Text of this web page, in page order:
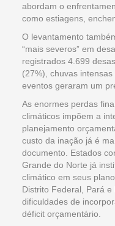
abordam o
como estiagens,
O levantamento
“mais severos” em
registrados 4.699
(27%), chuvas
eventos geraram um
As enormes perdas
climáticos impõem a
planejamento
custo da inação já é
documento. Estados
Grande do Norte já
climático em seus
Distrito Federal, Pará
dificuldades de
déficit orçamentário.